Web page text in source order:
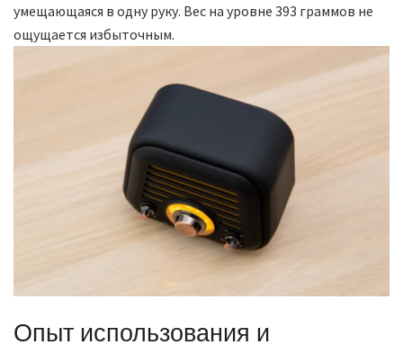
умещающаяся в одну руку. Вес на уровне 393 граммов не
ощущается избыточным.
Опыт использования и